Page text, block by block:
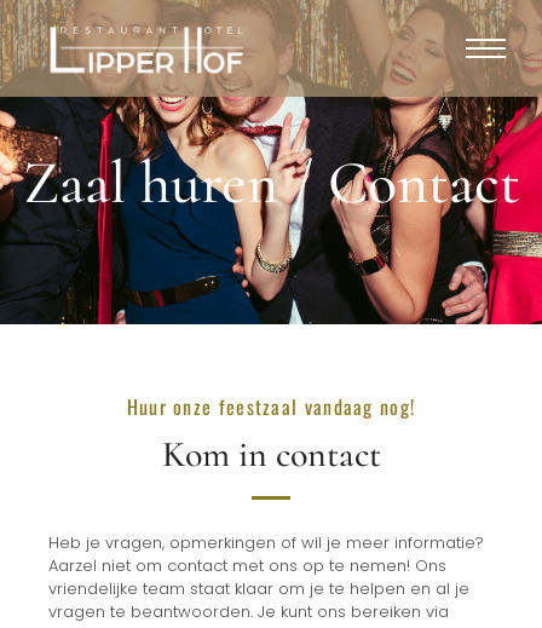
Zaal huren / Contact
Huur onze feestzaal vandaag nog!
Kom in contact
Heb je vragen, opmerkingen of wil je meer informatie?
Aarzel niet om contact met ons op te nemen! Ons
vriendelijke team staat klaar om je te helpen en al je
vragen te beantwoorden. Je kunt ons bereiken via